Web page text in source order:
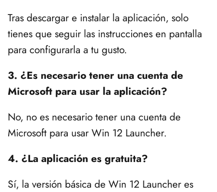
Tras descargar e instalar la aplicación, solo
tienes que seguir las instrucciones en pantalla
para configurarla a tu gusto.
3. ¿Es necesario tener una cuenta de
Microsoft para usar la aplicación?
No, no es necesario tener una cuenta de
Microsoft para usar Win 12 Launcher.
4. ¿La aplicación es gratuita?
Sí, la versión básica de Win 12 Launcher es